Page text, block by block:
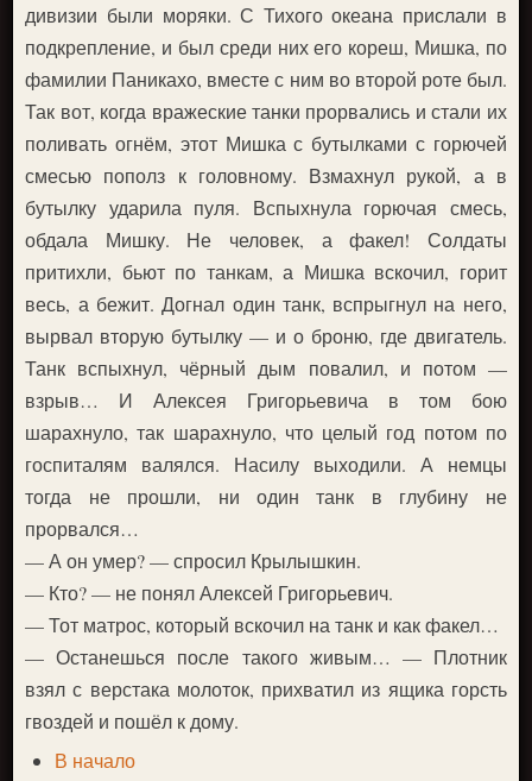
дивизии были моряки. С Тихого океана прислали в
подкрепление, и был среди них его кореш, Мишка, по
фамилии Паникахо, вместе с ним во второй роте был.
Так вот, когда вражеские танки прорвались и стали их
поливать огнём, этот Мишка с бутылками с горючей
смесью пополз к головному. Взмахнул рукой, а в
бутылку ударила пуля. Вспыхнула горючая смесь,
обдала Мишку. Не человек, а факел! Солдаты
притихли, бьют по танкам, а Мишка вскочил, горит
весь, а бежит. Догнал один танк, вспрыгнул на него,
вырвал вторую бутылку — и о броню, где двигатель.
Танк вспыхнул, чёрный дым повалил, и потом —
взрыв… И Алексея Григорьевича в том бою
шарахнуло, так шарахнуло, что целый год потом по
госпиталям валялся. Насилу выходили. А немцы
тогда не прошли, ни один танк в глубину не
прорвался…
— А он умер? — спросил Крылышкин.
— Кто? — не понял Алексей Григорьевич.
— Тот матрос, который вскочил на танк и как факел…
— Останешься после такого живым… — Плотник
взял с верстака молоток, прихватил из ящика горсть
гвоздей и пошёл к дому.
В начало